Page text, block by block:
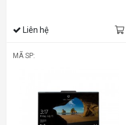
Liên hệ
MÃ SP: